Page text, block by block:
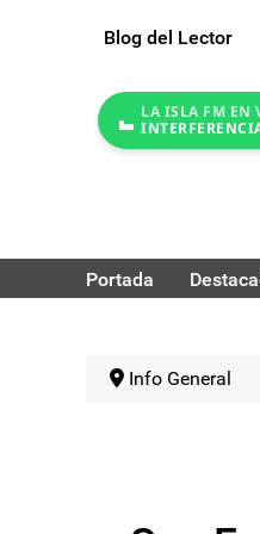
Blog del Lector
LA ISLA FM EN
Portada
Info General